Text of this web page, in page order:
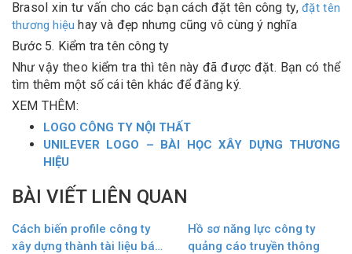
Brasol xin tư vấn cho các bạn cách đặt tên công ty,đặt tên
thương hiệu hay và đẹp nhưng cũng vô cùng ý nghĩa
Bước 5. Kiểm tra tên công ty
Như vậy theo kiểm tra thì tên này đã được đặt. Bạn có thể
tìm thêm một số cái tên khác để đăng ký.
XEM THÊM:
LOGO CÔNG TY NỘI THẤT
UNILEVER LOGO – BÀI HỌC XÂY DỰNG THƯƠNG
HIỆU
BÀI VIẾT LIÊN QUAN
Cách biến profile công ty
xây dựng thành tài liệu bán
Hồ sơ năng lực công ty
quảng cáo truyền thông